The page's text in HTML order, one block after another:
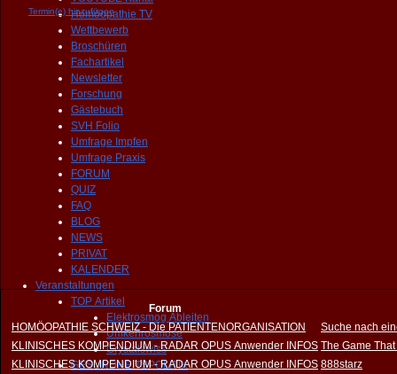
Homöopathie TV
Wettbewerb
Broschüren
Fachartikel
Newsletter
Forschung
Gästebuch
SVH Folio
Umfrage Impfen
Umfrage Praxis
FORUM
QUIZ
FAQ
BLOG
NEWS
PRIVAT
KALENDER
Veranstaltungen
TOP Artikel
Elektrosmog Ableiten
Umkehrosmose
Crystalswiss
GESUNDHEITSPOLITIK
Termin(e) hinzufügen
Forum
HOMÖOPATHIE SCHWEIZ - Die PATIENTENORGANISATION
Suche nach
KLINISCHES KOMPENDIUM - RADAR OPUS Anwender INFOS The Game
KLINISCHES KOMPENDIUM - RADAR OPUS Anwender INFOS 888starz